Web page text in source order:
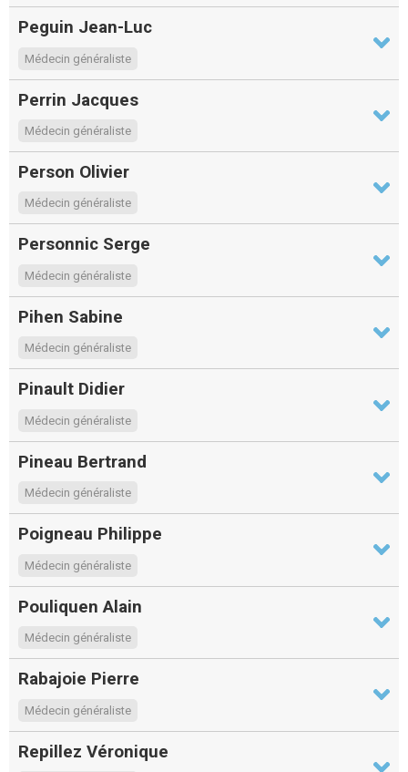
Peguin Jean-Luc
Médecin généraliste
Perrin Jacques
Médecin généraliste
Person Olivier
Médecin généraliste
Personnic Serge
Médecin généraliste
Pihen Sabine
Médecin généraliste
Pinault Didier
Médecin généraliste
Pineau Bertrand
Médecin généraliste
Poigneau Philippe
Médecin généraliste
Pouliquen Alain
Médecin généraliste
Rabajoie Pierre
Médecin généraliste
Repillez Véronique